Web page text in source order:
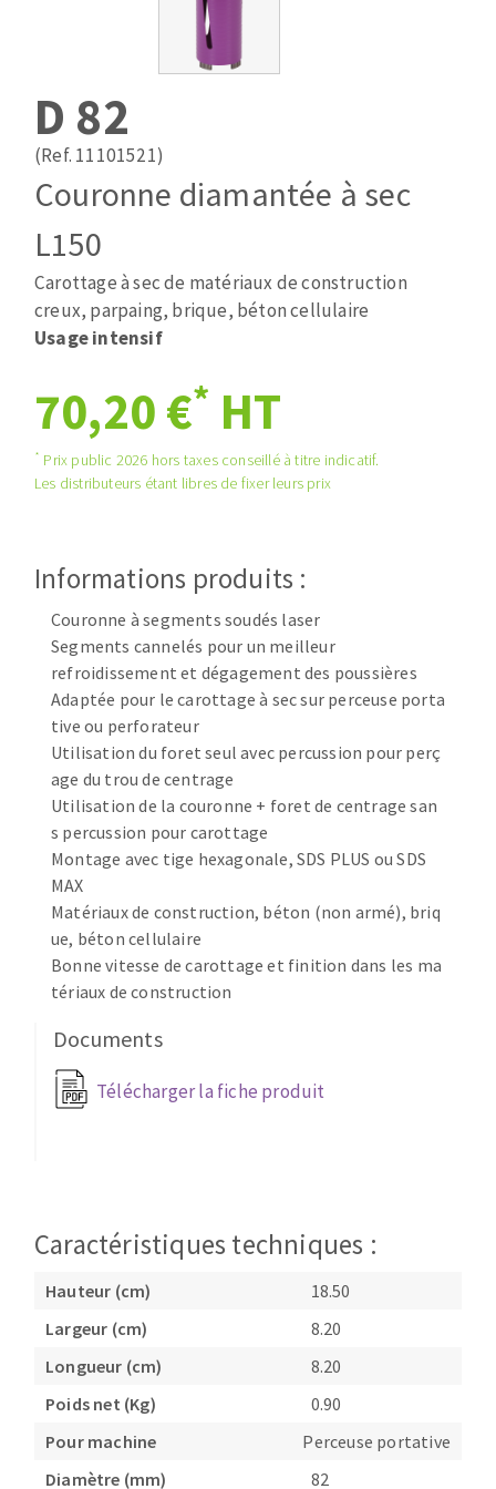
Fers et plaquettes
Lames de scie à ruban
ABRASIFS APPLIQUÉS
Disques auto-agrippant
Patins
Bandes abrasives
Disques fibre et papier
Cales à poncer et patins
Plateaux supports
Eponges abrasive
Disques abrasifs agglomérés
Meules d'ébarbage
TRAITEMENT DE SURFACE
Disques à lamelles
Meules sur tige
Brosses
Meules de tourets
Feutres à polir
Bandes sans fin
Rouleaux d'atelier
NETTOYAGE
Aspirateurs
MACHINES POUR LE TRAVAIL DU MÉTAL
Tronçonneuses
Scies à ruban
Perceuses magnétiques
Affuteurs de forets
Tourets
Tours à métaux
Tables
OUTILS COUPANTS
Rubans
Fraise HSS
D 82
(Ref. 11101521)
Couronne diamantée à sec
L150
Carottage à sec de matériaux de construction
creux, parpaing, brique, béton cellulaire
Usage intensif
70,20 €* HT
* Prix public 2026 hors taxes conseillé à titre indicatif.
Les distributeurs étant libres de fixer leurs prix
Informations produits :
Couronne à segments soudés laser
Segments cannelés pour un meilleur
refroidissement et dégagement des poussières
Adaptée pour le carottage à sec sur perceuse porta
tive ou perforateur
Utilisation du foret seul avec percussion pour perç
age du trou de centrage
Utilisation de la couronne + foret de centrage san
s percussion pour carottage
Montage avec tige hexagonale, SDS PLUS ou SDS
MAX
Matériaux de construction, béton (non armé), briq
ue, béton cellulaire
Bonne vitesse de carottage et finition dans les ma
tériaux de construction
Documents
Télécharger la fiche produit
Caractéristiques techniques :
Hauteur (cm)
18.50
Largeur (cm)
8.20
Longueur (cm)
8.20
Poids net (Kg)
0.90
Pour machine
Perceuse portative
Diamètre (mm)
82